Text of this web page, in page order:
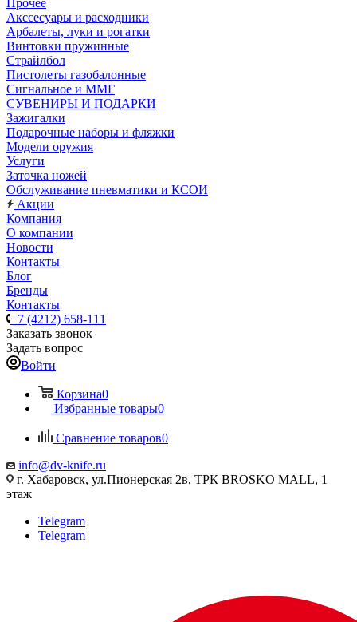
Прочее
Акссесуары и расходники
Арбалеты, луки и рогатки
Винтовки пружинные
Страйлбол
Пистолеты газобалонные
Сигнальное и ММГ
СУВЕНИРЫ И ПОДАРКИ
Зажигалки
Подарочные наборы и фляжки
Модели оружия
Услуги
Заточка ножей
Обслуживание пневматики и КСОИ
Акции
Компания
О компании
Новости
Контакты
Блог
Бренды
Контакты
+7 (4212) 658-111
Заказать звонок
Задать вопрос
Войти
Корзина0
Избранные товары0
Сравнение товаров0
info@dv-knife.ru
г. Хабаровск, ул.Пионерская 2в, ТРК BROSKO MALL, 1
этаж
Telegram
Telegram